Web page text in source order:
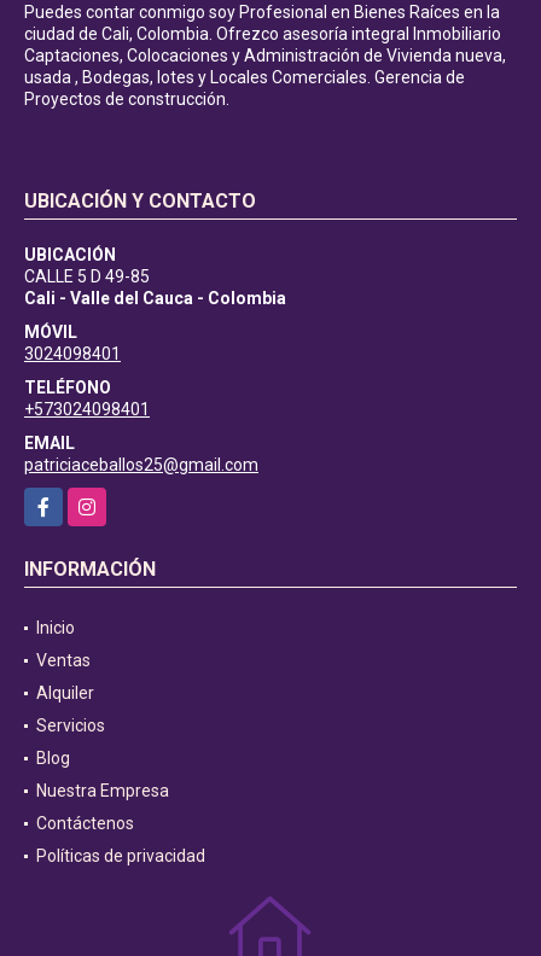
Puedes contar conmigo soy Profesional en Bienes Raíces en la
ciudad de Cali, Colombia. Ofrezco asesoría integral Inmobiliario
Captaciones, Colocaciones y Administración de Vivienda nueva,
usada , Bodegas, lotes y Locales Comerciales. Gerencia de
Proyectos de construcción.
UBICACIÓN Y CONTACTO
UBICACIÓN
CALLE 5 D 49-85
Cali - Valle del Cauca - Colombia
MÓVIL
3024098401
TELÉFONO
+573024098401
EMAIL
patriciaceballos25@gmail.com
FacebookInstagram
INFORMACIÓN
Inicio
Ventas
Alquiler
Servicios
Blog
Nuestra Empresa
Contáctenos
Políticas de privacidad